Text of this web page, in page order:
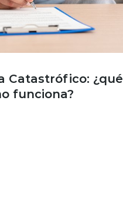
Catastrófico: ¿qué
funciona?